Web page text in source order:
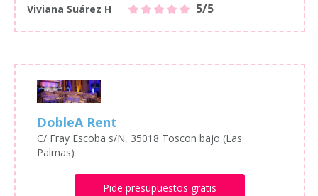
Viviana Suárez H 5/5
DobleA Rent
C/ Fray Escoba s/N, 35018 Toscon bajo (Las
Palmas)
Pide presupuestos gratis